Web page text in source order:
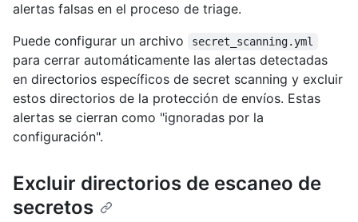
alertas falsas en el proceso de triage.
Puede configurar un archivo
secret_scanning.yml
para cerrar automáticamente las alertas detectadas
en directorios específicos de secret scanning y excluir
estos directorios de la protección de envíos. Estas
alertas se cierran como "ignoradas por la
configuración".
Excluir directorios de escaneo de
secretos